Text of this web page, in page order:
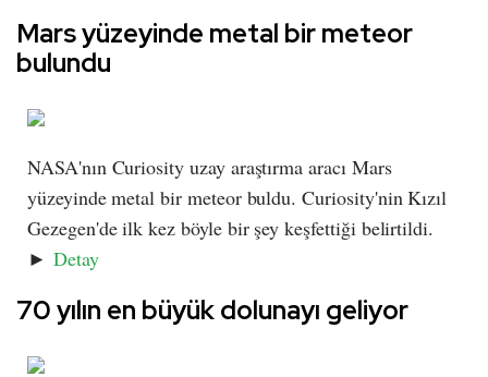
Mars yüzeyinde metal bir meteor
bulundu
NASA'nın Curiosity uzay araştırma aracı Mars
yüzeyinde metal bir meteor buldu. Curiosity'nin Kızıl
Gezegen'de ilk kez böyle bir şey keşfettiği belirtildi.
► Detay
70 yılın en büyük dolunayı geliyor